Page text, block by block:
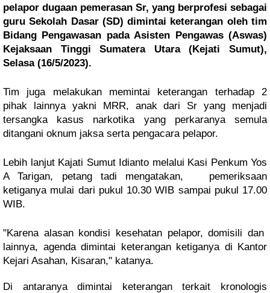
pelapor dugaan pemerasan Sr, yang berprofesi sebagai
guru Sekolah Dasar (SD) dimintai keterangan oleh tim
Bidang Pengawasan pada Asisten Pengawas (Aswas)
Kejaksaan Tinggi Sumatera Utara (Kejati Sumut),
Selasa (16/5/2023).
Tim juga melakukan memintai keterangan terhadap 2
pihak lainnya yakni MRR, anak dari Sr yang menjadi
tersangka kasus narkotika yang perkaranya semula
ditangani oknum jaksa serta pengacara pelapor.
Lebih lanjut Kajati Sumut Idianto melalui Kasi Penkum Yos
A Tarigan, petang tadi mengatakan,   pemeriksaan
ketiganya mulai dari pukul 10.30 WIB sampai pukul 17.00
WIB.
"Karena alasan kondisi kesehatan pelapor, domisili dan
lainnya, agenda dimintai keterangan ketiganya di Kantor
Kejari Asahan, Kisaran," katanya.
Di antaranya dimintai keterangan terkait kronologis